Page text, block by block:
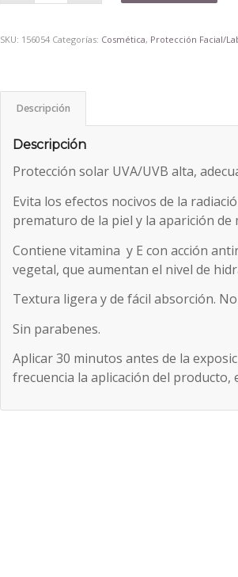
SKU: 156054 Categorías: Cosmética, Protección Facial/
Descripción
Descripción
Protección solar UVA/UVB alta,
Evita los efectos nocivos de la
prematuro de la piel y la aparición de
Contiene vitamina y E con acción
vegetal, que aumentan el nivel de
Textura ligera y de fácil absorción.
Sin parabenes.
Aplicar 30 minutos antes de la
frecuencia la aplicación del